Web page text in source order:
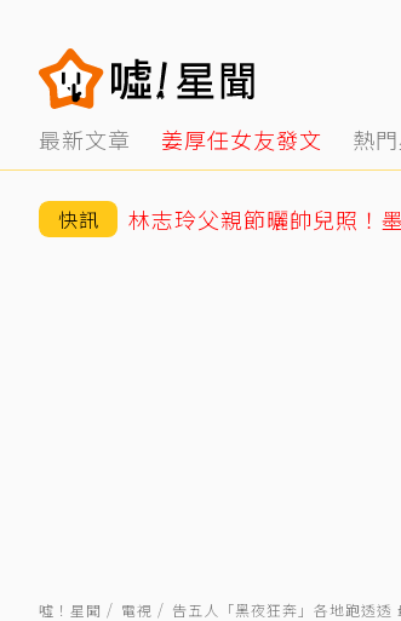
最新文章 姜厚任女友發文 熱
快訊
噓！星聞 電視 告五人「黑夜狂奔」各地跑透透